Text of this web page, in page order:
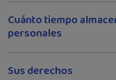
Cuánto tiempo
personales
Sus derechos